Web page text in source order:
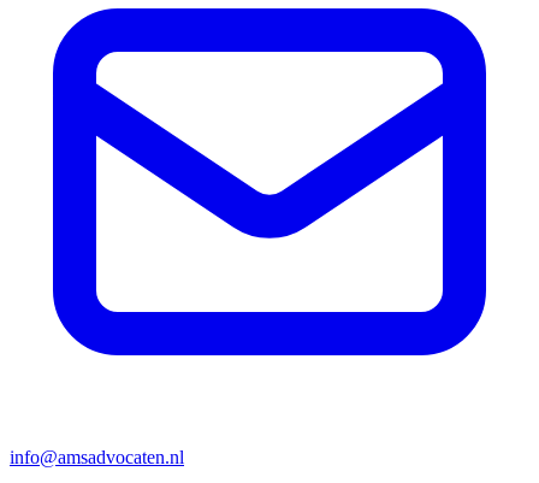
info@amsadvocaten.nl